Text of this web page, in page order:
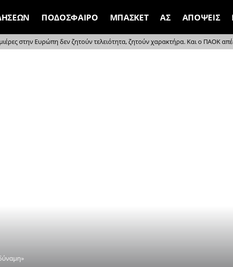
ΠΟΔΟΣΦΑΙΡΟ ΜΠΑΣΚΕΤ ΑΣ ΑΠΟΨΕΙΣ
στην Ευρώπη δεν ζητούν τελειότητα, ζητούν χαρακτήρα. Και ο ΠΑΟΚ